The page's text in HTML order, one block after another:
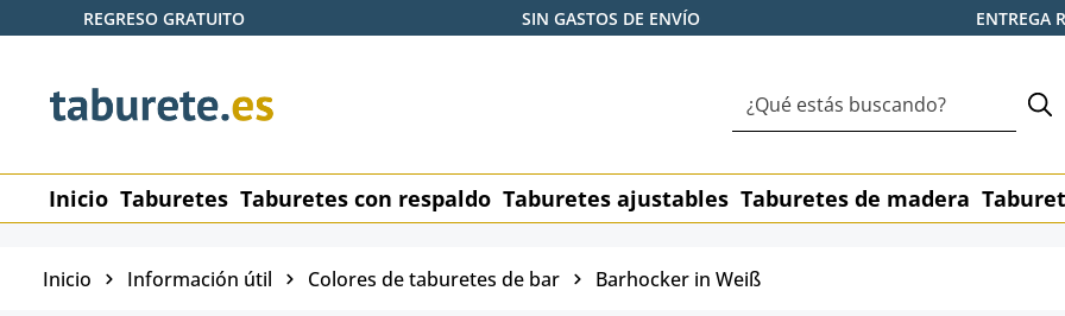
al contenido principal
Saltar a la búsqueda
Saltar a la navegación principal
REGRESO GRATUITO SIN GASTOS DE ENVÍO ENTREGA
Inicio Taburetes Taburetes con respaldo Taburetes ajustables Taburetes de madera
Inicio Información útil Colores de taburetes de bar Barhocker in Weiß